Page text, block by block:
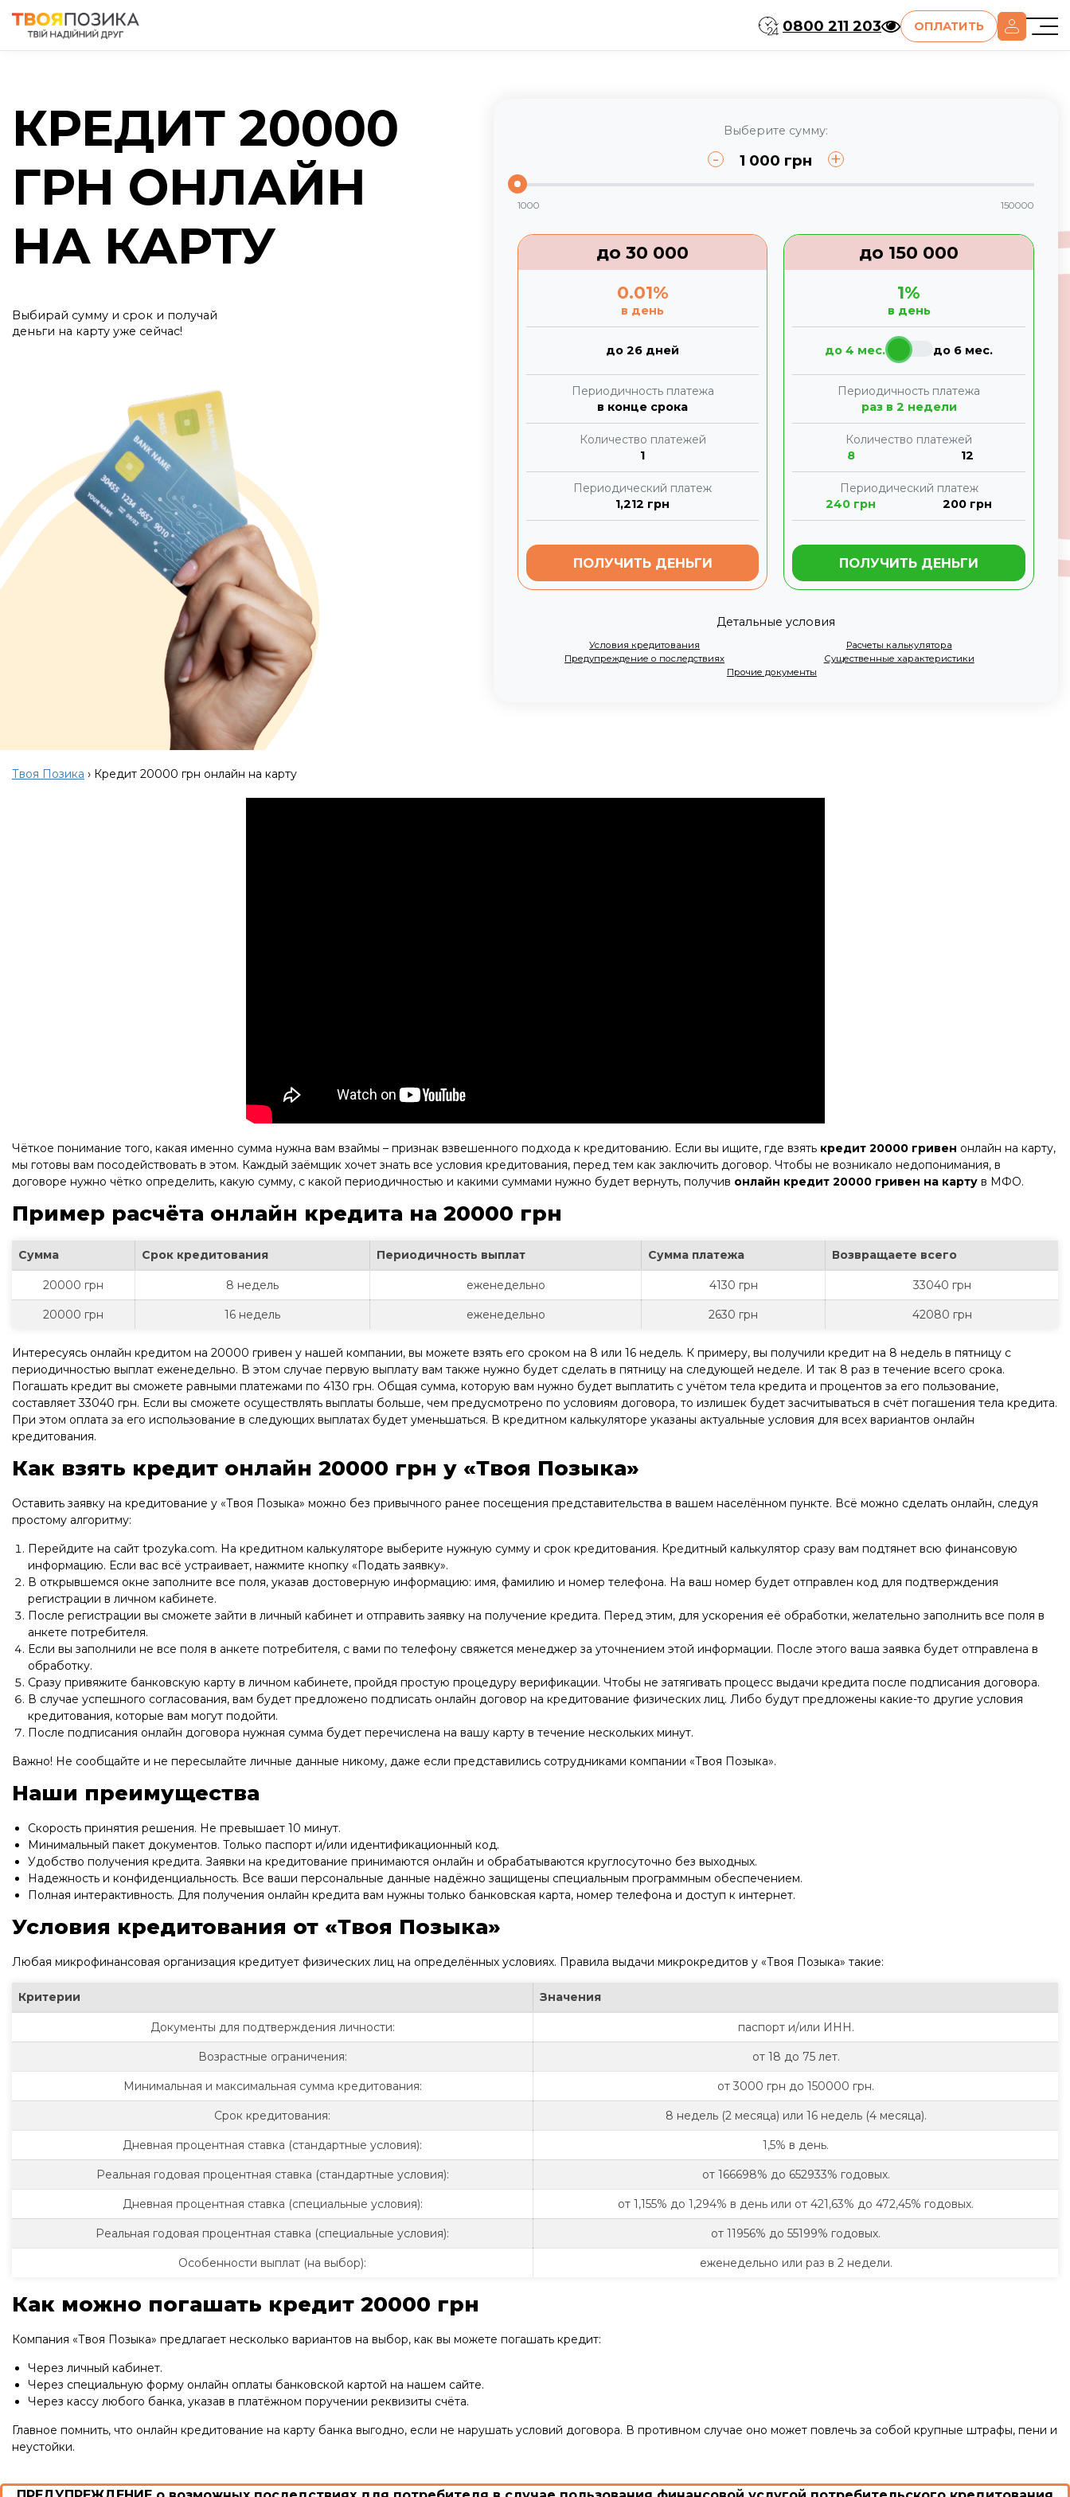
0800 211 203 ОПЛАТИТЬ
КРЕДИТ 20000
ГРН ОНЛАЙН
НА КАРТУ
Выбирай сумму и срок и получай
деньги на карту уже сейчас!
Выберите сумму:
- 1 000 грн +
1000 150000
до30 000
0.01%
в день
до 26 дней
Периодичность платежа
в конце срока
Количество платежей
1
Периодический платеж
1,212 грн
ПОЛУЧИТЬ ДЕНЬГИ
до 150 000
1%
в день
до 4 мес. до 6 мес.
Периодичность платежа
раз в 2 недели
Количество платежей
8
12
Периодический платеж
240 грн 200грн
ПОЛУЧИТЬ ДЕНЬГИ
Детальные условия
Условия кредитования
Расчеты калькулятора
Предупреждение о последствиях
Существенные характеристики
Прочие документы
Твоя Позика › Кредит 20000 грн онлайн на карту
Чёткое понимание того, какая именно сумма нужна вам взаймы – признак взвешенного подхода к кредитованию. Если вы ищите, где взять кредит 20000 гривен онлайн на карту,
мы готовы вам посодействовать в этом. Каждый заёмщик хочет знать все условия кредитования, перед тем как заключить договор. Чтобы не возникало недопонимания, в
договоре нужно чётко определить, какую сумму, с какой периодичностью и какими суммами нужно будет вернуть, получив онлайн кредит 20000 гривен на карту в МФО.
Пример расчёта онлайн кредита на 20000 грн
Сумма Срок кредитования Периодичность выплат Сумма платежа Возвращаете всего
20000 грн 8 недель еженедельно 4130 грн 33040 грн
20000 грн 16 недель еженедельно 2630 грн 42080 грн
Интересуясь онлайн кредитом на 20000 гривен у нашей компании, вы можете взять его сроком на 8 или 16 недель. К примеру, вы получили кредит на 8 недель в пятницу с
периодичностью выплат еженедельно. В этом случае первую выплату вам также нужно будет сделать в пятницу на следующей неделе. И так 8 раз в течение всего срока.
Погашать кредит вы сможете равными платежами по 4130 грн. Общая сумма, которую вам нужно будет выплатить с учётом тела кредита и процентов за его пользование,
составляет 33040 грн. Если вы сможете осуществлять выплаты больше, чем предусмотрено по условиям договора, то излишек будет засчитываться в счёт погашения тела кредита.
При этом оплата за его использование в следующих выплатах будет уменьшаться. В кредитном калькуляторе указаны актуальные условия для всех вариантов онлайн
кредитования.
Как взять кредит онлайн 20000 грн у «Твоя Позыка»
Оставить заявку на кредитование у «Твоя Позыка» можно без привычного ранее посещения представительства в вашем населённом пункте. Всё можно сделать онлайн, следуя
простому алгоритму:
Перейдите на сайт tpozyka.com. На кредитном калькуляторе выберите нужную сумму и срок кредитования. Кредитный калькулятор сразу вам подтянет всю финансовую
информацию. Если вас всё устраивает, нажмите кнопку «Подать заявку».
В открывшемся окне заполните все поля, указав достоверную информацию: имя, фамилию и номер телефона. На ваш номер будет отправлен код для подтверждения
регистрации в личном кабинете.
После регистрации вы сможете зайти в личный кабинет и отправить заявку на получение кредита. Перед этим, для ускорения её обработки, желательно заполнить все поля в
анкете потребителя.
Если вы заполнили не все поля в анкете потребителя, с вами по телефону свяжется менеджер за уточнением этой информации. После этого ваша заявка будет отправлена в
обработку.
Сразу привяжите банковскую карту в личном кабинете, пройдя простую процедуру верификации. Чтобы не затягивать процесс выдачи кредита после подписания договора.
В случае успешного согласования, вам будет предложено подписать онлайн договор на кредитование физических лиц. Либо будут предложены какие-то другие условия
кредитования, которые вам могут подойти.
После подписания онлайн договора нужная сумма будет перечислена на вашу карту в течение нескольких минут.
Важно! Не сообщайте и не пересылайте личные данные никому, даже если представились сотрудниками компании «Твоя Позыка».
Наши преимущества
Скорость принятия решения. Не превышает 10 минут.
Минимальный пакет документов. Только паспорт и/или идентификационный код.
Удобство получения кредита. Заявки на кредитование принимаются онлайн и обрабатываются круглосуточно без выходных.
Надежность и конфиденциальность. Все ваши персональные данные надёжно защищены специальным программным обеспечением.
Полная интерактивность. Для получения онлайн кредита вам нужны только банковская карта, номер телефона и доступ к интернет.
Условия кредитования от «Твоя Позыка»
Любая микрофинансовая организация кредитует физических лиц на определённых условиях. Правила выдачи микрокредитов у «Твоя Позыка» такие:
Критерии Значения
Документы для подтверждения личности: паспорт и/или ИНН.
Возрастные ограничения: от 18 до 75 лет.
Минимальная и максимальная сумма кредитования: от 3000 грн до 150000 грн.
Срок кредитования: 8 недель (2 месяца) или 16 недель (4 месяца).
Дневная процентная ставка (стандартные условия): 1,5% в день.
Реальная годовая процентная ставка (стандартные условия): от 166698% до 652933% годовых.
Дневная процентная ставка (специальные условия): от 1,155% до 1,294% в день или от 421,63% до 472,45% годовых.
Реальная годовая процентная ставка (специальные условия): от 11956% до 55199% годовых.
Особенности выплат (на выбор): еженедельно или раз в 2 недели.
Как можно погашать кредит 20000 грн
Компания «Твоя Позыка» предлагает несколько вариантов на выбор, как вы можете погашать кредит:
Через личный кабинет.
Через специальную форму онлайн оплаты банковской картой на нашем сайте.
Через кассу любого банка, указав в платёжном поручении реквизиты счёта.
Главное помнить, что онлайн кредитование на карту банка выгодно, если не нарушать условий договора. В противном случае оно может повлечь за собой крупные штрафы, пени и
неустойки.